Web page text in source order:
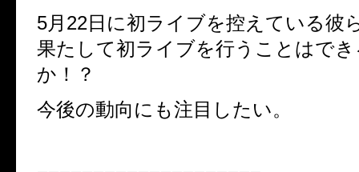
5月22日に初ライブを控えている彼
果たして初ライブを行うことはで
か！？
今後の動向にも注目したい。